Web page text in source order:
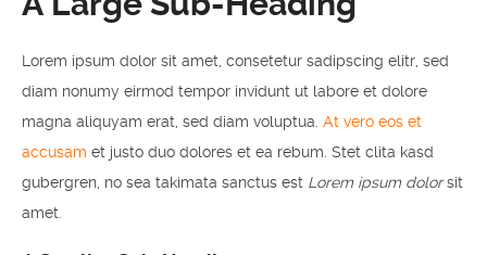
Lorem ipsum dolor sit amet, consetetur sadipscing elitr, sed
diam nonumy eirmod tempor invidunt ut labore et dolore
magna aliquyam erat, sed diam voluptua. At vero eos et
accusam et justo duo dolores et ea rebum. Stet clita kasd
gubergren, no sea takimata sanctus est Lorem ipsum dolorsit
amet.